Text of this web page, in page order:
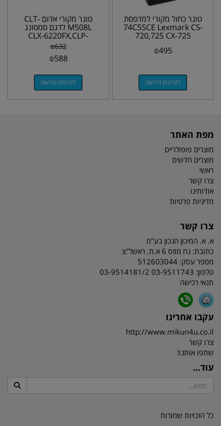
טונר כחול מקורי למדפסת
74C5SCE Lexmark CS-
720,725 CX-725
₪495
לפרטים ורכישה
טונר מקורי אדום CLT-
M508L לדגם סמסונג
CLX-6220FX,CLP-
620,670ND
₪632
₪588
לפרטים ורכישה
מפת האתר
מוצרים פופולריים
מוצרים חדשים
ראשי
צרו קשר
אודותינו
מדיניות פרטיות
צרו קשר
א. א. המיכון הנכון בע"מ
כתובת: נח מוזס 6 א.ת. ראשל"צ
מספר עסק: 512603044
טלפון: 03-9511743 03-9514181/2
תנאי רכישה
עקבו אחרינו
http://www.mikun4u.co.il
צרו קשר
שתפו אותנו!
עוד...
כל הזכויות שמורות